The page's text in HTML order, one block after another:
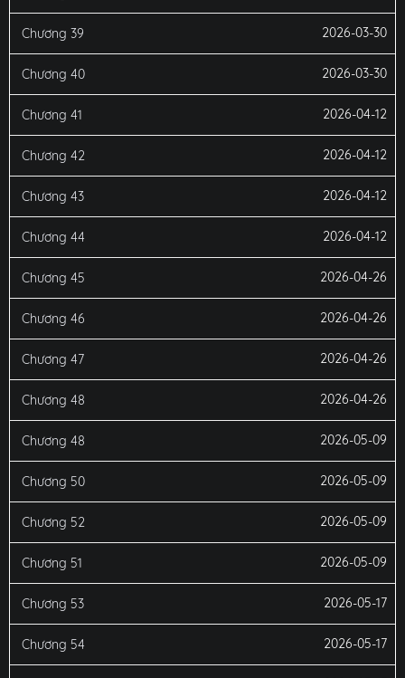
Chương 39 2026-03-30
Chương 40 2026-03-30
Chương 41 2026-04-12
Chương 42 2026-04-12
Chương 43 2026-04-12
Chương 44 2026-04-12
Chương 45 2026-04-26
Chương 46 2026-04-26
Chương 47 2026-04-26
Chương 48 2026-04-26
Chương 48 2026-05-09
Chương 50 2026-05-09
Chương 52 2026-05-09
Chương 51 2026-05-09
Chương 53 2026-05-17
Chương 54 2026-05-17